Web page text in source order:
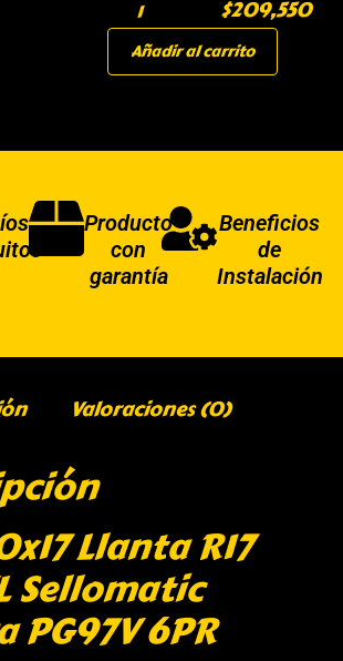
$209,550
Añadir al carrito
Producto
con
garantía
Beneficios
de
Instalación
Valoraciones (0)
Llanta R17
Sellomatic
PG97V 6PR